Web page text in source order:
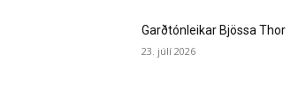
Garðtónleikar Bjössa Thor
23. júlí 2026